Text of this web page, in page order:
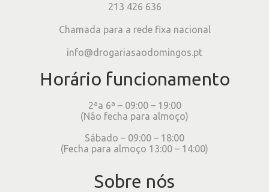
213 426 636
Chamada para a rede fixa nacional
info@drogariasaodomingos.pt
Horário funcionamento
2ªa 6ª – 09:00 – 19:00
(Não fecha para almoço)
Sábado – 09:00 – 18:00
(Fecha para almoço 13:00 – 14:00)
Sobre nós